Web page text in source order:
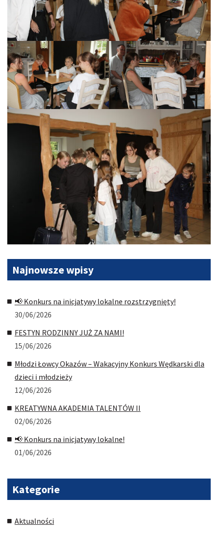
Najnowszewpisy
📢 Konkurs na inicjatywy lokalne rozstrzygnięty!
30/06/2026
FESTYN RODZINNY JUŻ ZA NAMI!
15/06/2026
Młodzi Łowcy Okazów – Wakacyjny Konkurs Wędkarski dla
dzieci i młodzieży
12/06/2026
KREATYWNA AKADEMIA TALENTÓW II
02/06/2026
📢 Konkurs na inicjatywy lokalne!
01/06/2026
Kategorie
Aktualności